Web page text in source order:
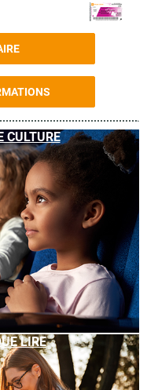
CULTURE
LIRE